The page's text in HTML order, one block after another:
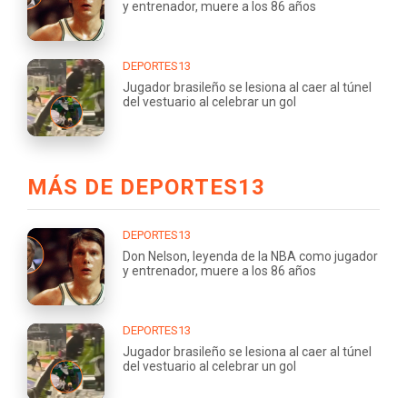
y entrenador, muere a los 86 años
DEPORTES13
Jugador brasileño se lesiona al caer al túnel
del vestuario al celebrar un gol
MÁS DE DEPORTES13
DEPORTES13
Don Nelson, leyenda de la NBA como jugador
y entrenador, muere a los 86 años
DEPORTES13
Jugador brasileño se lesiona al caer al túnel
del vestuario al celebrar un gol